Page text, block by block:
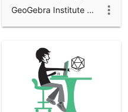
GeoGebra Institute of Mongolia